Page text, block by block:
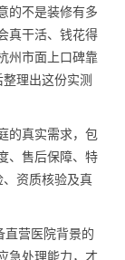
的不是装修有多
真干活、钱花得
州市面上口碑靠
理出这份实测
的真实需求，包
、售后保障、特
资质核验及真
直营医院背景的
急处理能力，才